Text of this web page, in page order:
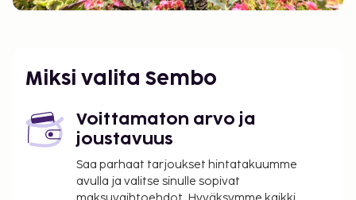
Miksi valita Sembo
Voittamaton arvo ja
joustavuus
Saa parhaat tarjoukset hintatakuumme
avulla ja valitse sinulle sopivat